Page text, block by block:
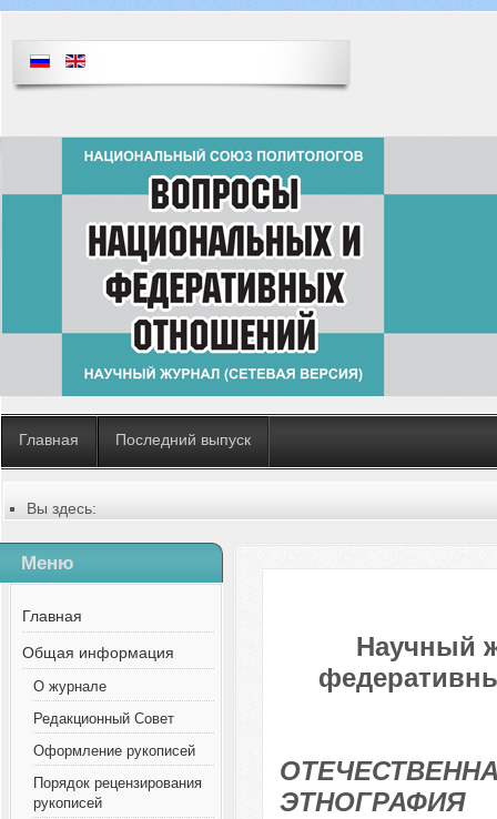
Главная Последний выпуск
Вы здесь:
Содержание выпусков
№ 6 (75), 2021
Меню
Главная
Общая информация
О журнале
Редакционный Совет
Оформление рукописей
Порядок рецензирования
рукописей
Научный
ЭТНОГРАФИЯ